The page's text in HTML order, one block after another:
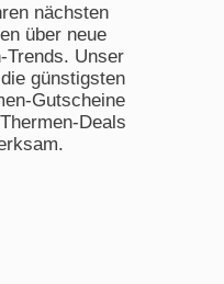
nächsten
über neue
Trends. Unser
günstigsten
Gutscheine
Deals